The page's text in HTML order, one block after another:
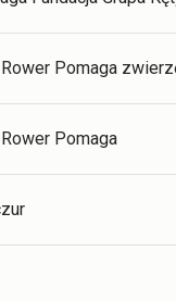
Rower Pomaga
Pomaga